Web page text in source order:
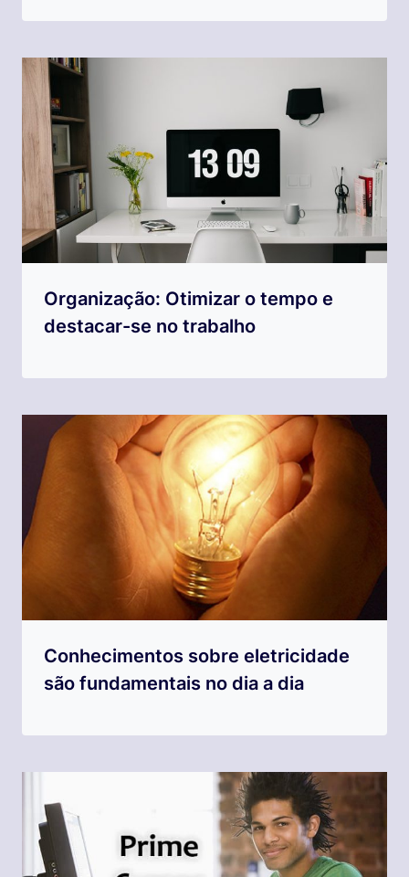
Organização: Otimizar o tempo e
destacar-se no trabalho
Conhecimentos sobre eletricidade
são fundamentais no dia a dia